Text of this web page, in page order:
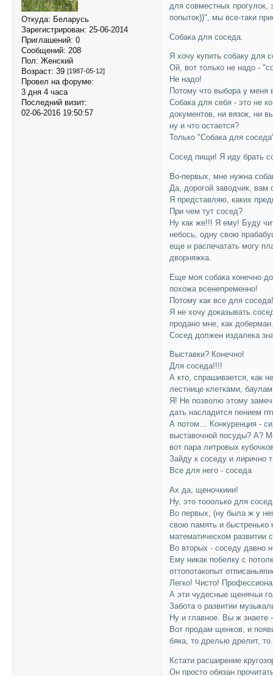
Откуда: Беларусь
Зарегистрирован: 25-06-2014
Приглашений: 0
Сообщений: 208
Пол: Женский
Возраст: 39 [1987-05-12]
Провел на форуме:
3 дня 4 часа
Последний визит:
02-06-2016 19:50:57
для совместных прогулок,
попыток))", мы все-таки
Собака для соседа.
Я хочу купить собаку для
Ой, вот только не надо -
Не надо!
Потому что выбора у меня
Собака для себя - это не
документов, ни вязок, ни
ну и что остается?
Только "Собака для
Сосед пищи! Я иду брать
Во-первых, мне нужна
Да, дорогой заводчик, вам
Я представляю, каких
При чем тут сосед?
Ну как же!!! Я ему! Буду
небось, одну свою
еще и распечатать могу
дворняжка.
Еще моя собака конечно
похожа всенепременно!
Потому как все для
Я не хочу доказывать
продано мне, как
Сосед должен издалека
Выставки? Конечно!
Для соседа!!!!
А кто, спрашивается, как
лестнице клетками,
Я! Не позволю этому
дать насладится пением
А потом… Конкуренция -
выставочной посуды? А?
вот пара литровых
Зайду к соседу и
Все для него - соседа
Ах да, щеночкиии!
Ну, это тооолько для
Во первых, (ну была ж у
свою память и быстренько
математическом развитии
Во вторых - соседу давно
Ему никак побелку с
оттопотакопыт
Легко! Чисто!
А эти чудесные щенячьи
Забота о развитии
Ну и главное. Вы ж
Вот продам щенков, и
бяка, то дрелью дрелит,
Кстати расширение
Он просто обязан